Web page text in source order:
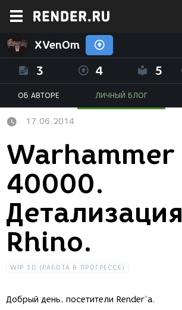
XVenOm
3 4 5
ОБ АВТОРЕ ЛИЧНЫЙ БЛОГ
17.06.2014
Warhammer
40000.
Детализация
Rhino.
WIP 3D (РАБОТА В ПРОГРЕССЕ)
Добрый день, посетители Render’a.